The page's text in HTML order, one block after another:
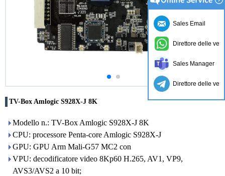
TV-Box Amlogic S928X-J 8K
Modello n.: TV-Box Amlogic S928X-J 8K
CPU: processore Penta-core Amlogic S928X-J
GPU: GPU Arm Mali-G57 MC2 con
VPU: decodificatore video 8Kp60 H.265, AV1, VP9, ​​
AVS3/AVS2 a 10 bit;
Sales Email
Direttore delle
Sales Manager
Direttore delle